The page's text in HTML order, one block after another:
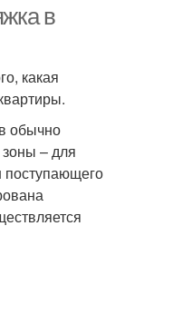
в
какая
обычно
– для
поступающего